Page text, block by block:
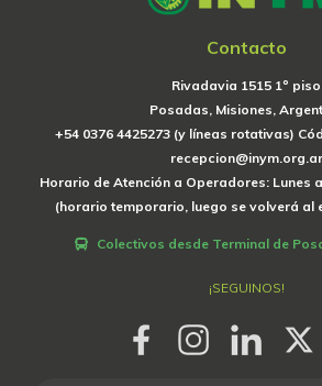
Contacto
Rivadavia 1515 1º piso
Posadas, Misiones,
+54 0376 4425273 (y líneas rotativas)
recepcion@inym.org.ar
Horario de Atención a Operadores: Lunes
(horario temporario, luego se volverá al
Colectivos desde Terminal de
¡SEGUINOS!